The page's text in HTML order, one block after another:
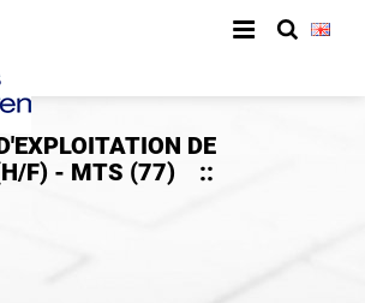
DE
F) - MTS (77)
::